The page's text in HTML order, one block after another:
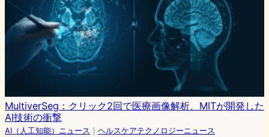
MultiverSeg：クリック2回で医療画像解析、MITが開発した
AI技術の衝撃
AI（人工知能）ニュース ｜ ヘルスケアテクノロジーニュース